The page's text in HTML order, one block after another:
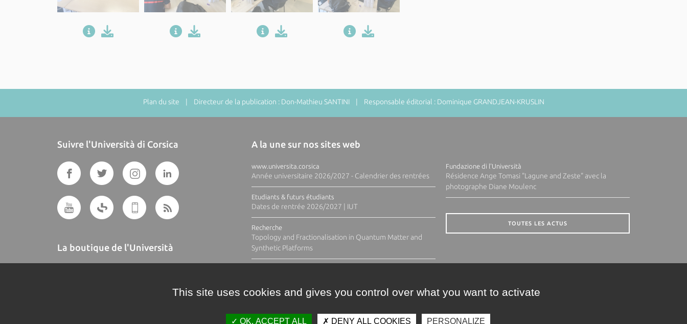
Plan du site | Directeur de la publication : Don-Mathieu SANTINI | Responsable éditorial : Dominique GRANDJEAN-KRUSLIN
Suivre l'Università di Corsica
La boutique de l'Università
A la une sur nos sites web
www.universita.corsica
Année universitaire 2026/2027 - Calendrier des rentrées
Etudiants & futurs étudiants
Dates de rentrée 2026/2027 | IUT
Recherche
Topology and Fractionalisation in Quantum Matter and
Synthetic Platforms
Fundazione di l'Università
Résidence Ange Tomasi "Lagune and Zeste" avec la
photographe Diane Moulenc
TOUTES LES ACTUS
This site uses cookies and gives you control over what you want to activate
OK, ACCEPT ALL DENY ALL COOKIES PERSONALIZE